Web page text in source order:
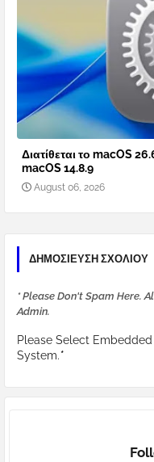
Διατίθεται το macOS
macOS 14.8.9
August 06, 2026
ΔΗΜΟΣΊΕΥΣΗ ΣΧΟΛΊΟΥ
* Please Don't Spam Here.
Admin.
Please Select
System.*